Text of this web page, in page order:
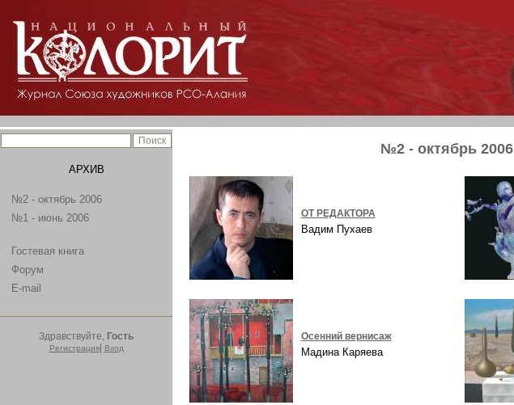
АРХИВ
№2 - октябрь 2006
№1 - июнь 2006
Гостевая книга
Форум
E-mail
Здравствуйте, Гость
Регистрация| Вход
№2 - октябрь 2006
ОТ РЕДАКТОРА
Вадим Пухаев
Осенний вернисаж
Мадина Каряева